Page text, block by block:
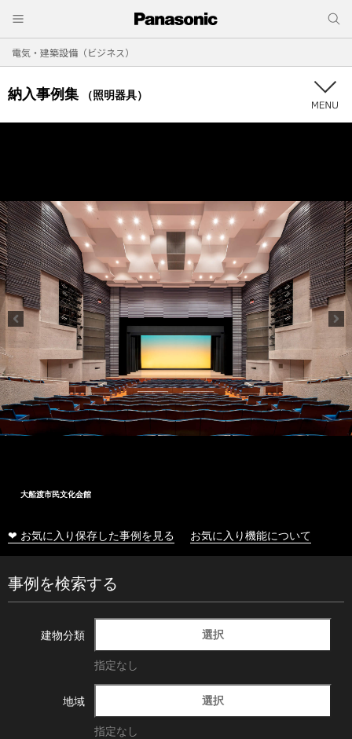
電気・建築設備（ビジネス）
納入事例集 （照明器具）
大船渡市民文化会館
❤ お気に入り保存した事例を見る お気に入り機能について
事例を検索する
建物分類 選択
指定なし
地域 選択
指定なし